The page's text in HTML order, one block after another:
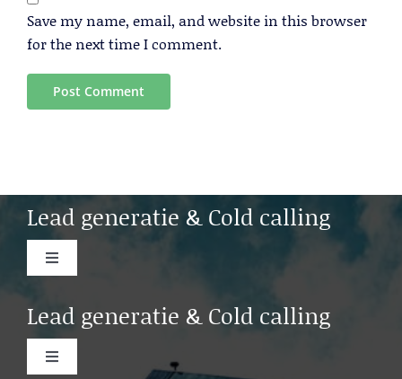
Save my name, email, and website in this browser
for the next time I comment.
Lead generatie & Cold calling
Toggle
Cold calling Amsterdam
Cold calling Rotterdam
Lead generatie & Cold calling
Toggle